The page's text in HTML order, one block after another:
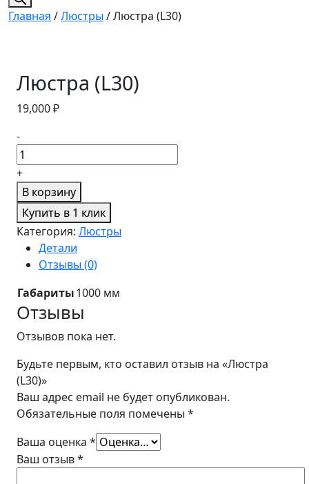
Главная /Люстры / Люстра (L30)
Люстра (L30)
19,000₽
-
+
В корзину
Купить в 1 клик
Категория: Люстры
Детали
Отзывы (0)
Габариты1000 мм
Отзывы
Отзывов пока нет.
Будьте первым, кто оставил отзыв на «Люстра
(L30)»
Ваш адрес email не будет опубликован.
Обязательные поля помечены *
Ваша оценка *
Ваш отзыв*